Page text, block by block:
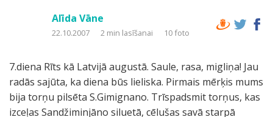
Alīda Vāne
22.10.2007 2 min lasīšanai 10 foto
7.diena Rīts kā Latvijā augustā. Saule, rasa, migliņa! Jau
radās sajūta, ka diena būs lieliska. Pirmais mērķis mums
bija torņu pilsēta S.Gimignano. Trīspadsmit torņus, kas
izceļas Sandžiminjāno siluetā, cēlušas savā starpā